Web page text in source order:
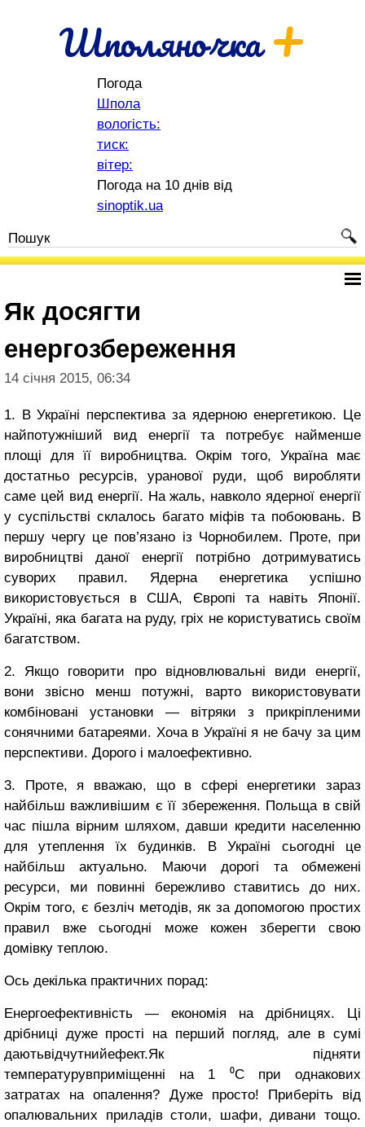
Шполяночка+
Погода
Шпола
вологість:
тиск:
вітер:
Погода на 10 днів від
sinoptik.ua
Як досягти
енергозбереження
14 січня 2015, 06:34
1. В Україні перспектива за ядерною енергетикою. Це
найпотужніший вид енергії та потребує найменше
площі для її виробництва. Окрім того, Україна має
достатньо ресурсів, уранової руди, щоб виробляти
саме цей вид енергії. На жаль, навколо ядерної енергії
у суспільстві склалось багато міфів та побоювань. В
першу чергу це пов’язано із Чорнобилем. Проте, при
виробництві даної енергії потрібно дотримуватись
суворих правил. Ядерна енергетика успішно
використовується в США, Європі та навіть Японії.
Україні, яка багата на руду, гріх не користуватись своїм
багатством.
2. Якщо говорити про відновлювальні види енергії,
вони звісно менш потужні, варто використовувати
комбіновані установки — вітряки з прикріпленими
сонячними батареями. Хоча в Україні я не бачу за цим
перспективи. Дорого і малоефективно.
3. Проте, я вважаю, що в сфері енергетики зараз
найбільш важливішим є її збереження. Польща в свій
час пішла вірним шляхом, давши кредити населенню
для утеплення їх будинків. В Україні сьогодні це
найбільш актуально. Маючи дорогі та обмежені
ресурси, ми повинні бережливо ставитись до них.
Окрім того, є безліч методів, як за допомогою простих
правил вже сьогодні може кожен зберегти свою
домівку теплою.
Ось декілька практичних порад:
Енергоефективність — економія на дрібницях. Ці
дрібниці дуже прості на перший погляд, але в сумі
даютьвідчутнийефект.Як підняти
температурувприміщенні на 1 ⁰С при однакових
затратах на опалення? Дуже просто! Приберіть від
опалювальних приладів столи, шафи, дивани тощо.